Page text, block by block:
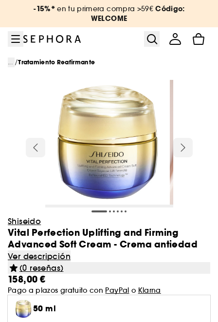
Ir al menú
Ir al contenido principal
Ir al pie de página
-15%*en tu primera compra >59€Código:
WELCOME
... /Tratamiento Reafirmante
Shiseido
Vital Perfection Uplifting and Firming
Advanced Soft Cream - Crema antiedad
Ver descripción
(0 reseñas)
158,00 €
Pago a plazos gratuito con PayPal o Klarna
50 ml